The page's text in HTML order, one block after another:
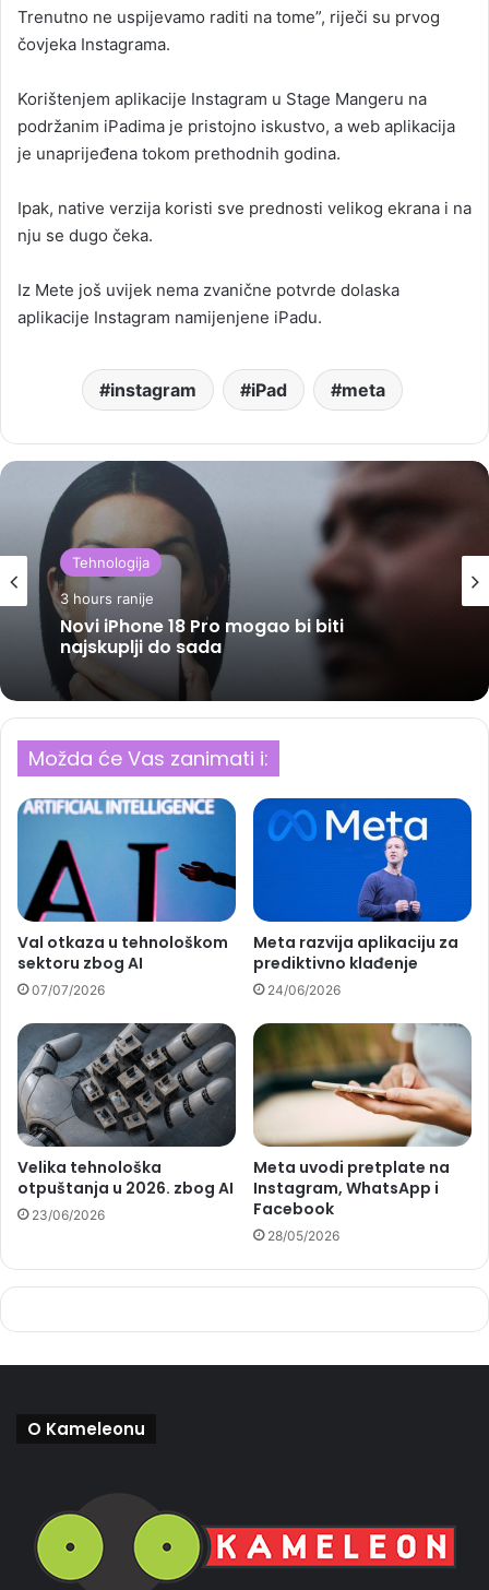
Trenutno ne uspijevamo raditi na tome”, riječi su prvog
čovjeka Instagrama.
Korištenjem aplikacije Instagram u Stage Mangeru na
podržanim iPadima je pristojno iskustvo, a web aplikacija
je unaprijeđena tokom prethodnih godina.
Ipak, native verzija koristi sve prednosti velikog ekrana i na
nju se dugo čeka.
Iz Mete još uvijek nema zvanične potvrde dolaska
aplikacije Instagram namijenjene iPadu.
instagram iPad meta
Tehnologija
3 hours ranije
Novi iPhone 18 Pro mogao bi biti
najskuplji do sada
Možda će Vas zanimati i:
Val otkaza u tehnološkom
sektoru zbog AI
07/07/2026
Meta razvija aplikaciju za
prediktivno klađenje
24/06/2026
Velika tehnološka
otpuštanja u 2026. zbog AI
23/06/2026
Meta uvodi pretplate na
Instagram, WhatsApp i
Facebook
28/05/2026
O Kameleonu